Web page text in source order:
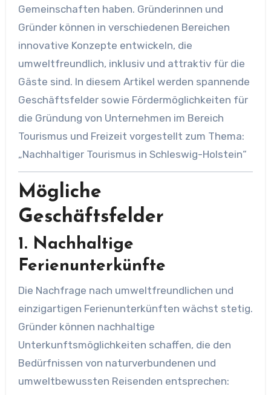
Gemeinschaften haben. Gründerinnen und
Gründer können in verschiedenen Bereichen
innovative Konzepte entwickeln, die
umweltfreundlich, inklusiv und attraktiv für die
Gäste sind. In diesem Artikel werden spannende
Geschäftsfelder sowie Fördermöglichkeiten für
die Gründung von Unternehmen im Bereich
Tourismus und Freizeit vorgestellt zum Thema:
„Nachhaltiger Tourismus in Schleswig-Holstein“
Mögliche
Geschäftsfelder
1. Nachhaltige
Ferienunterkünfte
Die Nachfrage nach umweltfreundlichen und
einzigartigen Ferienunterkünften wächst stetig.
Gründer können nachhaltige
Unterkunftsmöglichkeiten schaffen, die den
Bedürfnissen von naturverbundenen und
umweltbewussten Reisenden entsprechen: